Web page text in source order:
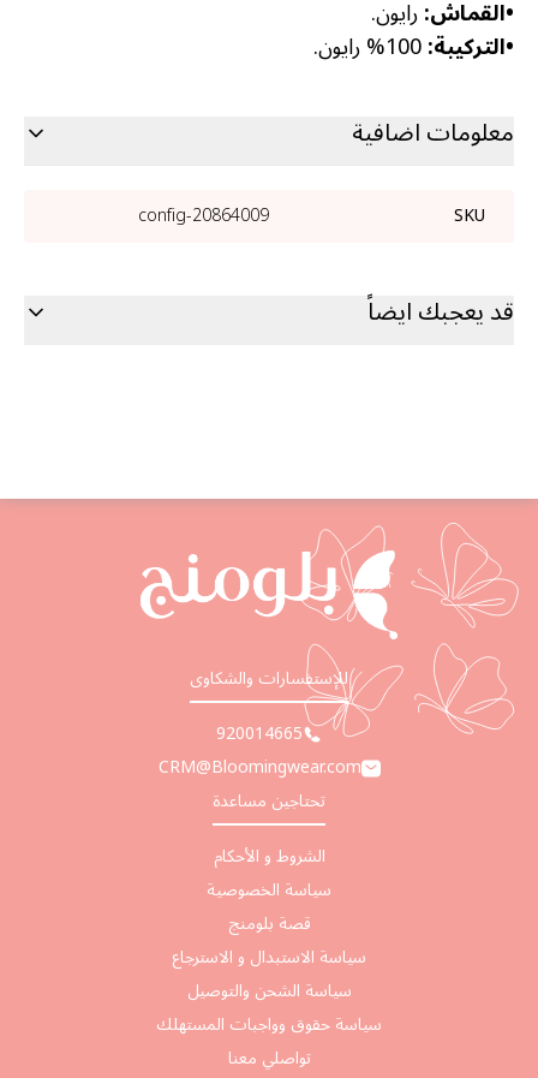
•القماش:رايون.
•التركيبة:
معلومات اضافية
SKU
20864009-config
قد يعجبك ايضاً
للإستفسارات والشكاوى
920014665
CRM@Bloomingwear.com
تحتاجين مساعدة
الشروط و الأحكام
سياسة الخصوصية
قصة بلومنج
سياسة الاستبدال و الاسترجاع
سياسة الشحن والتوصيل
سياسة حقوق وواجبات المستهلك
تواصلي معنا